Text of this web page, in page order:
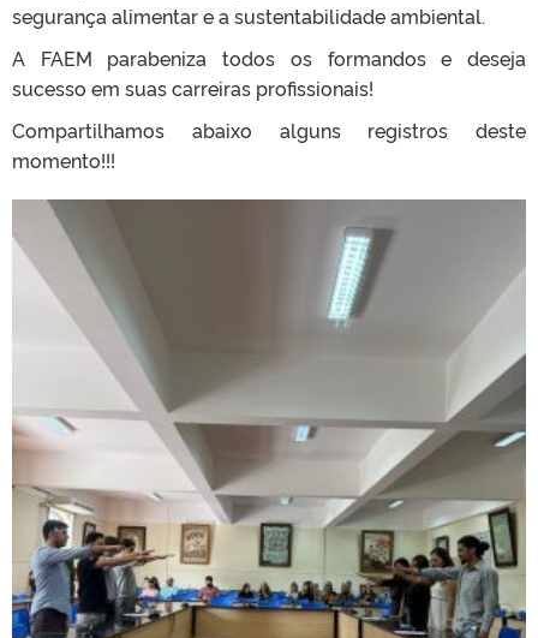
segurança alimentar e a sustentabilidade ambiental.
A FAEM parabeniza todos os formandos e deseja
sucesso em suas carreiras profissionais!
Compartilhamos abaixo alguns registros deste
momento!!!